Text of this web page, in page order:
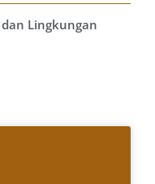
dan Lingkungan